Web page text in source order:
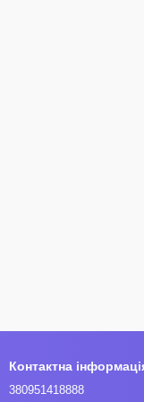
Контактна
380951418888